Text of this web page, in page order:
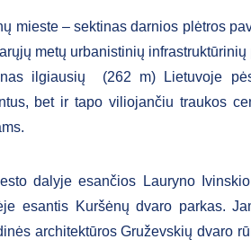
mieste – sektinas darnios plėtros
metų urbanistinių infrastruktūrinių
ilgiausių (262 m) Lietuvoje
bet ir tapo viliojančiu traukos
dalyje esančios Lauryno
esantis Kuršėnų dvaro parkas.
architektūros Gruževskių dvaro